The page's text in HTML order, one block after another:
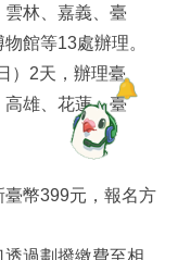
林、嘉義、臺
館等13處辦理。
）2天，辦理臺
雄、花蓮、臺
幣399元，報名方
過劃撥繳費至相